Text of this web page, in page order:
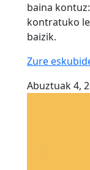
baina
kontratuko
baizik.
Zure
Abuztuak 4,